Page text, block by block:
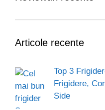
Articole recente
Top 3
Frigidere,
Side